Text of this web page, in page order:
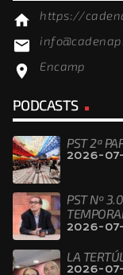
home https://
email
location_on Encamp
PODCASTS
PST 2ª
2026-
PST Nº
2026-
LA
2026-